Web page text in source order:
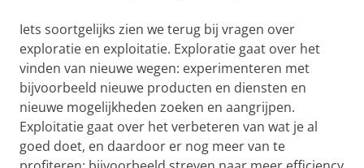
Iets soortgelijks zien we terug bij vragen over
exploratie en exploitatie. Exploratie gaat over het
vinden van nieuwe wegen: experimenteren met
bijvoorbeeld nieuwe producten en diensten en
nieuwe mogelijkheden zoeken en aangrijpen.
Exploitatie gaat over het verbeteren van wat je al
goed doet, en daardoor er nog meer van te